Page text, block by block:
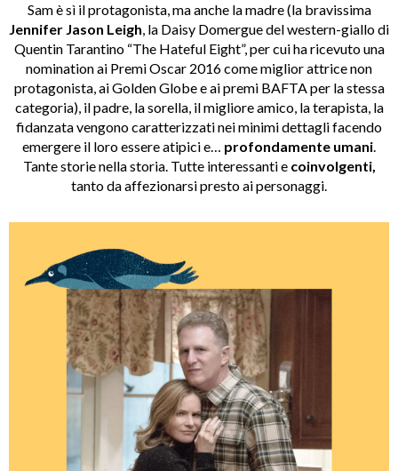
Sam è sì il protagonista, ma anche la madre (la bravissima
Jennifer Jason Leigh, la Daisy Domergue del western-giallo di
Quentin Tarantino “The Hateful Eight”, per cui ha ricevuto una
nomination ai Premi Oscar 2016 come miglior attrice non
protagonista, ai Golden Globe e ai premi BAFTA per la stessa
categoria), il padre, la sorella, il migliore amico, la terapista, la
fidanzata vengono caratterizzati nei minimi dettagli facendo
emergere il loro essere atipici e… profondamente umani.
Tante storie nella storia. Tutte interessanti e coinvolgenti,
tanto da affezionarsi presto ai personaggi.